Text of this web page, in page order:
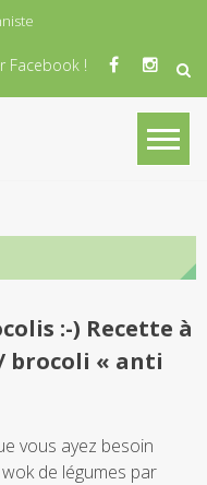
Facebook !
:-) Recette à
brocoli « anti
vous ayez besoin
de légumes par